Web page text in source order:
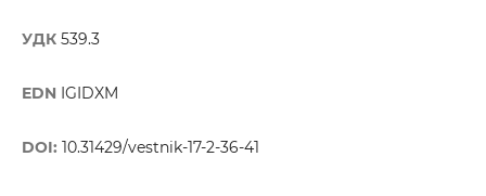
УДК 539.3
EDN IGIDXM
DOI: 10.31429/vestnik-17-2-36-41